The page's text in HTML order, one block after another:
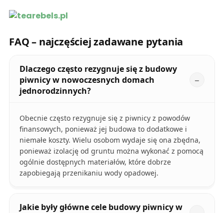
FAQ – najczęściej zadawane pytania
Dlaczego często rezygnuje się z budowy
piwnicy w nowoczesnych domach
jednorodzinnych?
Obecnie często rezygnuje się z piwnicy z powodów
finansowych, ponieważ jej budowa to dodatkowe i
niemałe koszty. Wielu osobom wydaje się ona zbędna,
ponieważ izolację od gruntu można wykonać z pomocą
ogólnie dostępnych materiałów, które dobrze
zapobiegają przenikaniu wody opadowej.
Jakie były główne cele budowy piwnicy w